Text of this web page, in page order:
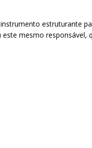
estruturante
mesmo responsável,